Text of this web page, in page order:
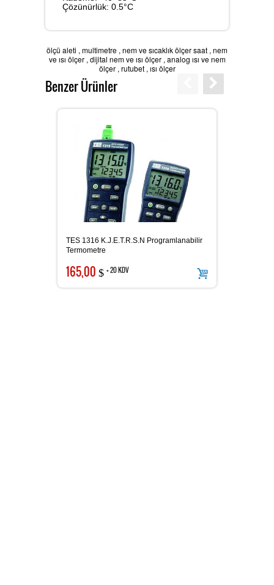
Kalibratör
Karbondioksit Ölçer
Takometre
LAN Kablometre
Çözünürlük: 0.5°C
ölçü aleti , multimetre , nem ve sıcaklık ölçer saat , nem
ve ısı ölçer, dijital nem ve ısı ölçer, analog ısı ve nem
ölçer, rutubet, ısı ölçer
Benzer Ürünler
TES 1316 K.J.E.T.R.S.N Programlanabilir
Termometre
165,00 $ + 20 KDV